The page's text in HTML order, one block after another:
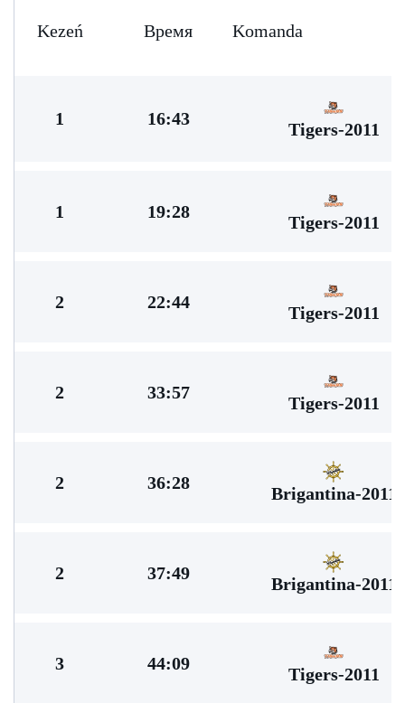
Kezeń Время Komanda
1 16:43
Tigers-2011
1 19:28
Tigers-2011
2 22:44
Tigers-2011
2 33:57
Tigers-2011
2 36:28
Brigantina-2011
2 37:49
Brigantina-2011
3 44:09
Tigers-2011